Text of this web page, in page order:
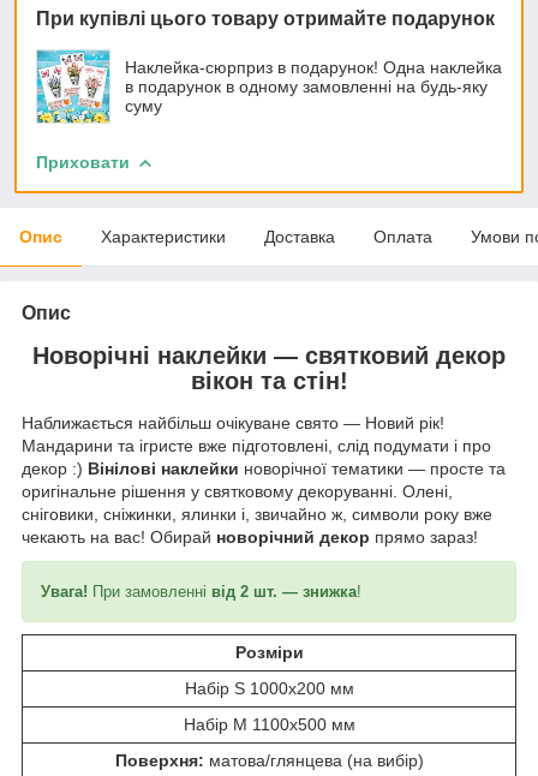
При купівлі цього товару отримайте подарунок
Наклейка-сюрприз в подарунок! Одна наклейка
в подарунок в одному замовленні на будь-яку
суму
Приховати
Опис Характеристики Доставка Оплата Умови
Опис
Новорічні наклейки — святковий декор
вікон та стін!
Наближається найбільш очікуване свято — Новий рік!
Мандарини та ігристе вже підготовлені, слід подумати і про
декор :) Вінілові наклейки новорічної тематики — просте та
оригінальне рішення у святковому декоруванні. Олені,
сніговики, сніжинки, ялинки і, звичайно ж, символи року вже
чекають на вас! Обирай новорічний декор прямо зараз!
Увага! При замовленні від 2 шт. — знижка!
Розміри
Набір S 1000x200 мм
Набір M 1100x500 мм
Поверхня: матова/глянцева (на вибір)